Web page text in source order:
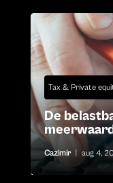
Tax & Private
De
Cazimir aug 4,